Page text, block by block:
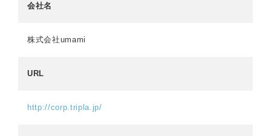
会社名
株式会社umami
URL
http://corp.tripla.jp/